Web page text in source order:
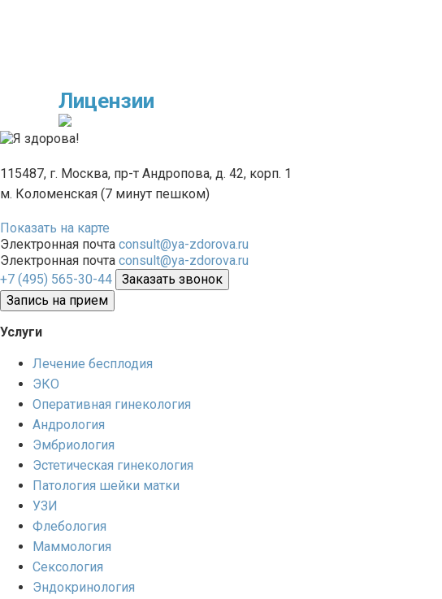
Лицензии
115487, г. Москва, пр-т Андропова, д. 42, корп. 1
м. Коломенская (7 минут пешком)
Показать на карте
Электронная почта consult@ya-zdorova.ru
Электронная почта consult@ya-zdorova.ru
+7 (495) 565-30-44
Заказать звонок
Запись на прием
Услуги
Лечение бесплодия
ЭКО
Оперативная гинекология
Андрология
Эмбриология
Эстетическая гинекология
Патология шейки матки
УЗИ
Флебология
Маммология
Сексология
Эндокринология